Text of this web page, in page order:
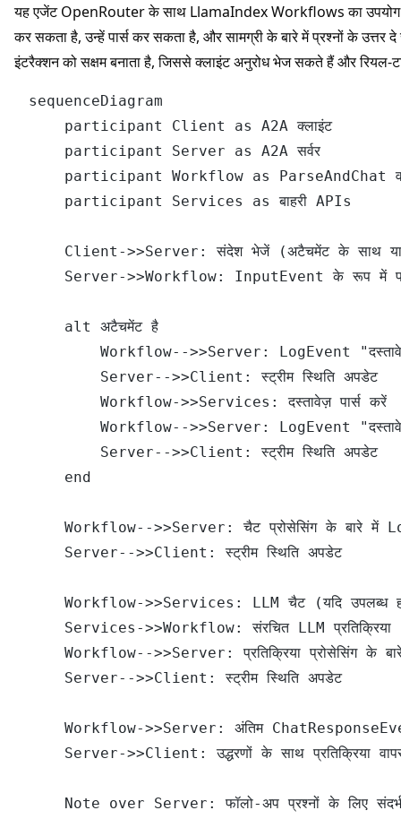
यह एजेंट OpenRouter के साथ LlamaIndex Workflows का उपयोग
कर सकता है, उन्हें पार्स कर सकता है, और सामग्री के बारे में प्रश्नों के
इंटरैक्शन को सक्षम बनाता है, जिससे क्लाइंट अनुरोध भेज सकते हैं और रियल-
sequenceDiagram
    participant Client as A2A क्लाइंट
    participant Server as A2A सर्वर
participant Workflow as ParseAndChat
    participant Services as बाहरी APIs
Client->>Server: संदेश भेजें (अटैचमेंट के साथ या
Server->>Workflow: InputEvent के रूप में
    alt अटैचमेंट है
Workflow-->>Server: LogEvent
        Server-->>Client: स्ट्रीम स्थिति अपडेट
        Workflow->>Services: दस्तावेज़ पार्स करें
Workflow-->>Server: LogEvent "दस्तावेज़
        Server-->>Client: स्ट्रीम स्थिति अपडेट
    end
Workflow-->>Server: चैट प्रोसेसिंग के बारे में
    Server-->>Client: स्ट्रीम स्थिति अपडेट
Workflow->>Services: LLM चैट (यदि उपलब्ध
    Services->>Workflow: संरचित LLM प्रतिक्रिया
Workflow-->>Server: प्रतिक्रिया प्रोसेसिंग के
    Server-->>Client: स्ट्रीम स्थिति अपडेट
Workflow->>Server: अंतिम
Server->>Client: उद्धरणों के साथ प्रतिक्रिया